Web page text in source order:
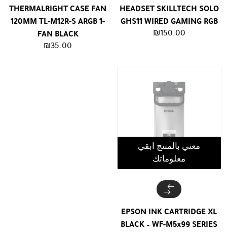
HEADSET SKILLTECH SOLO
GHS11 WIRED GAMING RGB
₪150.00
THERMALRIGHT CASE FAN
120MM TL-M12R-S ARGB 1-
FAN BLACK
₪35.00
معني بالمنتج ابقي
معلوماتك
EPSON INK CARTRIDGE XL
BLACK – WF-M5x99 SERIES